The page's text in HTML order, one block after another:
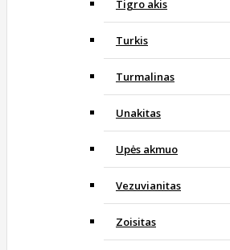
Tigro akis
Turkis
Turmalinas
Unakitas
Upės akmuo
Vezuvianitas
Zoisitas